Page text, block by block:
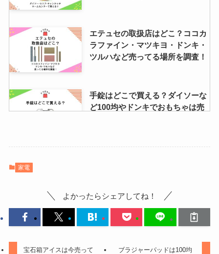
adidasのサンバが売ってない！な
ぜ人気？abcマートなど売ってる
アリエールのダニよけ販売終了？
エテュセの取扱店はどこ？ココカ
ラファイン・マツキヨ・ドンキ・
ツルハなど売ってる場所を調査！
手錠はどこで買える？ダイソーな
ど100均やドンキでおもちゃは売
newjeansのアルバムはどこで買
家電
よかったらシェアしてね！
宝石箱アイスは今売って
ブラジャーパッドは100均